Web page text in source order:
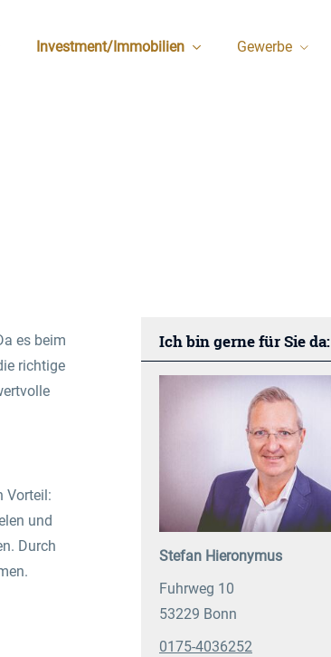
Investment/Immobilien Gewerbe
Ich bin gerne für Sie da:
Stefan Hieronymus
Fuhrweg 10
53229 Bonn
0175-4036252
es beim
richtige
Vorteil:
und
Durch